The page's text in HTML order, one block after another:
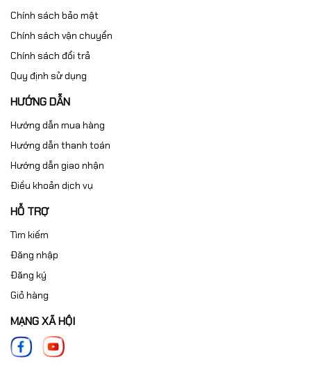
Chính sách bảo mật
Chính sách vận chuyển
Chính sách đổi trả
Quy định sử dụng
HƯỚNG DẪN
Hướng dẫn mua hàng
Hướng dẫn thanh toán
Hướng dẫn giao nhận
Điều khoản dịch vụ
HỖ TRỢ
Tìm kiếm
Đăng nhập
Đăng ký
Giỏ hàng
MẠNG XÃ HỘI